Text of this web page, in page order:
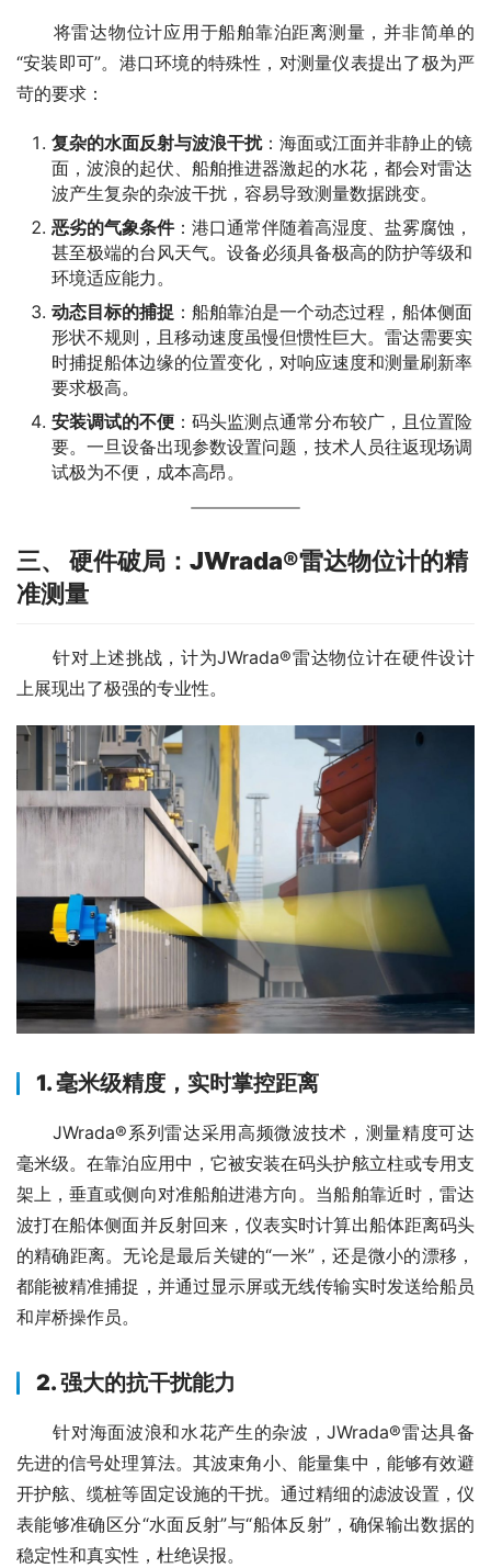
将雷达物位计应用于船舶靠泊距离测量，并非简单的
“安装即可”。港口环境的特殊性，对测量仪表提出了极为严
苛的要求：
复杂的水面反射与波浪干扰：海面或江面并非静止的镜
面，波浪的起伏、船舶推进器激起的水花，都会对雷达
波产生复杂的杂波干扰，容易导致测量数据跳变。
恶劣的气象条件：港口通常伴随着高湿度、盐雾腐蚀，
甚至极端的台风天气。设备必须具备极高的防护等级和
环境适应能力。
动态目标的捕捉 ：船舶靠泊是一个动态过程，船体侧面
形状不规则，且移动速度虽慢但惯性巨大。雷达需要实
时捕捉船体边缘的位置变化，对响应速度和测量刷新率
要求极高。
安装调试的不便 ：码头监测点通常分布较广，且位置险
要。一旦设备出现参数设置问题，技术人员往返现场调
试极为不便，成本高昂。
三、 硬件破局：JWrada®雷达物位计的精
准测量
针对上述挑战，计为JWrada®雷达物位计在硬件设计
上展现出了极强的专业性。
1. 毫米级精度，实时掌控距离
JWrada®系列雷达采用高频微波技术，测量精度可达
毫米级。在靠泊应用中，它被安装在码头护舷立柱或专用支
架上，垂直或侧向对准船舶进港方向。当船舶靠近时，雷达
波打在船体侧面并反射回来，仪表实时计算出船体距离码头
的精确距离。无论是最后关键的“一米”，还是微小的漂移，
都能被精准捕捉，并通过显示屏或无线传输实时发送给船员
和岸桥操作员。
2. 强大的抗干扰能力
针对海面波浪和水花产生的杂波，JWrada®雷达具备
先进的信号处理算法。其波束角小、能量集中，能够有效避
开护舷、缆桩等固定设施的干扰。通过精细的滤波设置，仪
表能够准确区分“水面反射”与“船体反射”，确保输出数据的
稳定性和真实性，杜绝误报。